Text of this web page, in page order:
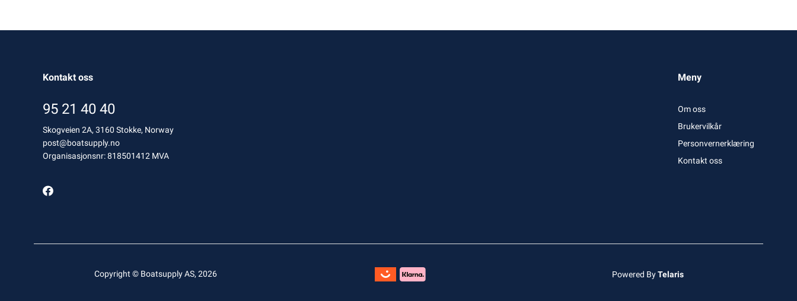
Kontakt oss
95 21 40 40
Skogveien 2A, 3160 Stokke, Norway
post@boatsupply.no
Organisasjonsnr: 818501412 MVA
Meny
Om oss
Brukervilkår
Personvernerklæring
Kontakt oss
Copyright © Boatsupply AS, 2026 Powered ByTelaris